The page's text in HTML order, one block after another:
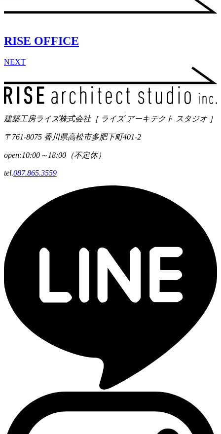
RISE OFFICE
NEXT
建築工房ライズ株式会社［ ライズ アーキテクト スタジオ ］
〒761-8075 香川県高松市多肥下町401-2
open:10:00～18:00（不定休）
tel.087.865.3559